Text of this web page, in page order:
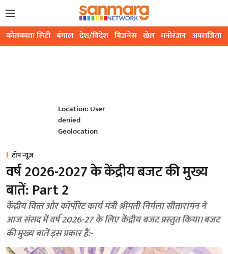
कोलकाता सिटी बंगाल देश/विदेश बिजनेस खेल मनोरंजन अपराजिता
Location: User
denied
Geolocation
टॉप न्यूज़
वर्ष 2026-2027 के केंद्रीय बजट की मुख्‍य
बातें: Part 2
केंद्रीय वित्‍त और कॉर्पोरेट कार्य मंत्री श्रीमती निर्मला सीतारामन ने
आज संसद में वर्ष 2026-27 के लिए केंद्रीय बजट प्रस्‍तुत किया। बजट
की मुख्‍य बातें इस प्रकार हैं:-